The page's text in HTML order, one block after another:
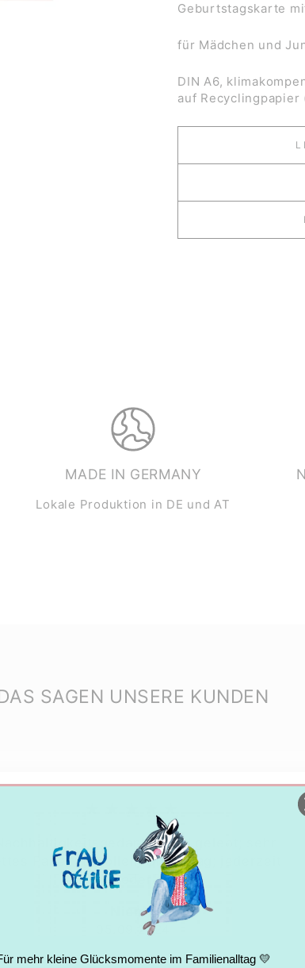
Geburtstagskarte
für Mädchen und
DIN A6,
auf Recyclingpapier
MADE IN GERMANY
Lokale Produktion in DE und AT
SAGEN UNSERE KUNDEN
wird gelebt; sehr
Paket mit tollem Umschlag; jederzeit
wieder."
Nicole
05.09.2024
mehr kleine Glücksmomente im Familienalltag 💛